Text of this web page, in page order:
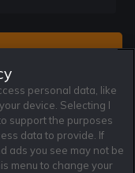
jag är 18+. Regler
personal data, like
device. Selecting I
support the purposes
data to provide. If
ads you see may not be
menu to change your